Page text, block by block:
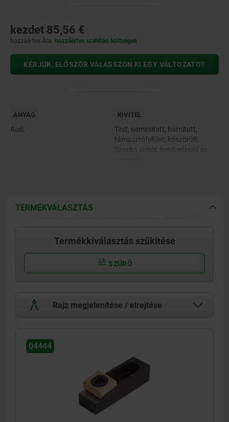
kezdet 85,56 €
hozzáértve Áfa hozzáértve szállítási költségek
KÉRJÜK, ELŐSZÖR VÁLASSZON KI EGY VÁLTOZATOT
ANYAG
Acél.
KIVITEL
Test, nemesített, barnított,
támasztófelület, köszörült.
TERMÉKVÁLASZTÁS
Termékkiválasztás szűkítése
SZŰRŐ
Rajz megjelenítése / elrejtése
04444